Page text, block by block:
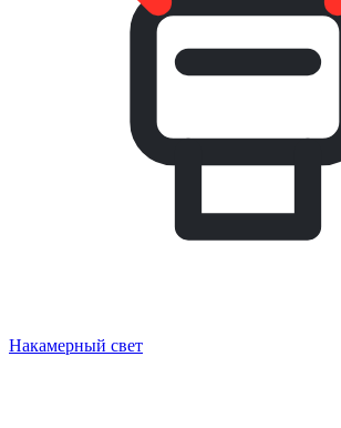
Накамерный свет